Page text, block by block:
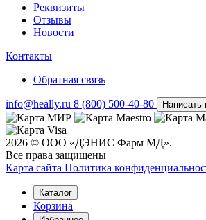
Реквизиты
Отзывы
Новости
Контакты
Обратная связь
info@heally.ru 8 (800) 500-40-80 Написать
2026 © ООО «ДЭНИС Фарм МД».
Все права защищены
Карта сайта Политика
Каталог
Корзина